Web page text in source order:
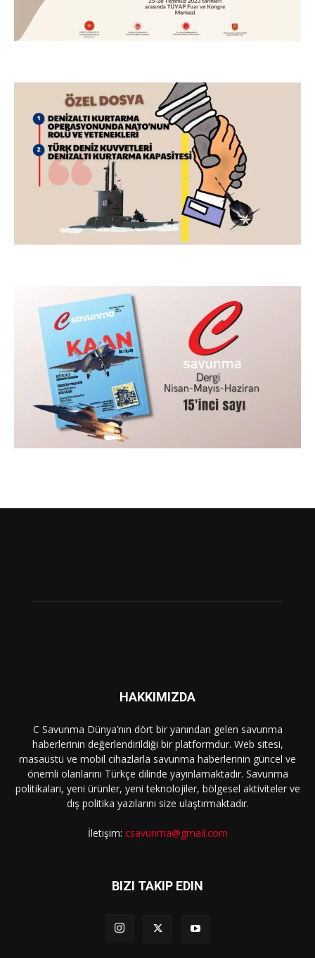
HAKKIMIZDA
C Savunma Dünya’nın dört bir yanından gelen savunma
haberlerinin değerlendirildiği bir platformdur. Web sitesi,
masaüstü ve mobil cihazlarla savunma haberlerinin güncel ve
önemli olanlarını Türkçe dilinde yayınlamaktadır. Savunma
politikaları, yeni ürünler, yeni teknolojiler, bölgesel aktiviteler ve
dış politika yazılarını size ulaştırmaktadır.
İletişim: csavunma@gmail.com
BIZI TAKIP EDIN